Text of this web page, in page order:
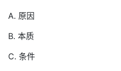
A. 原因
B. 本质
C. 条件